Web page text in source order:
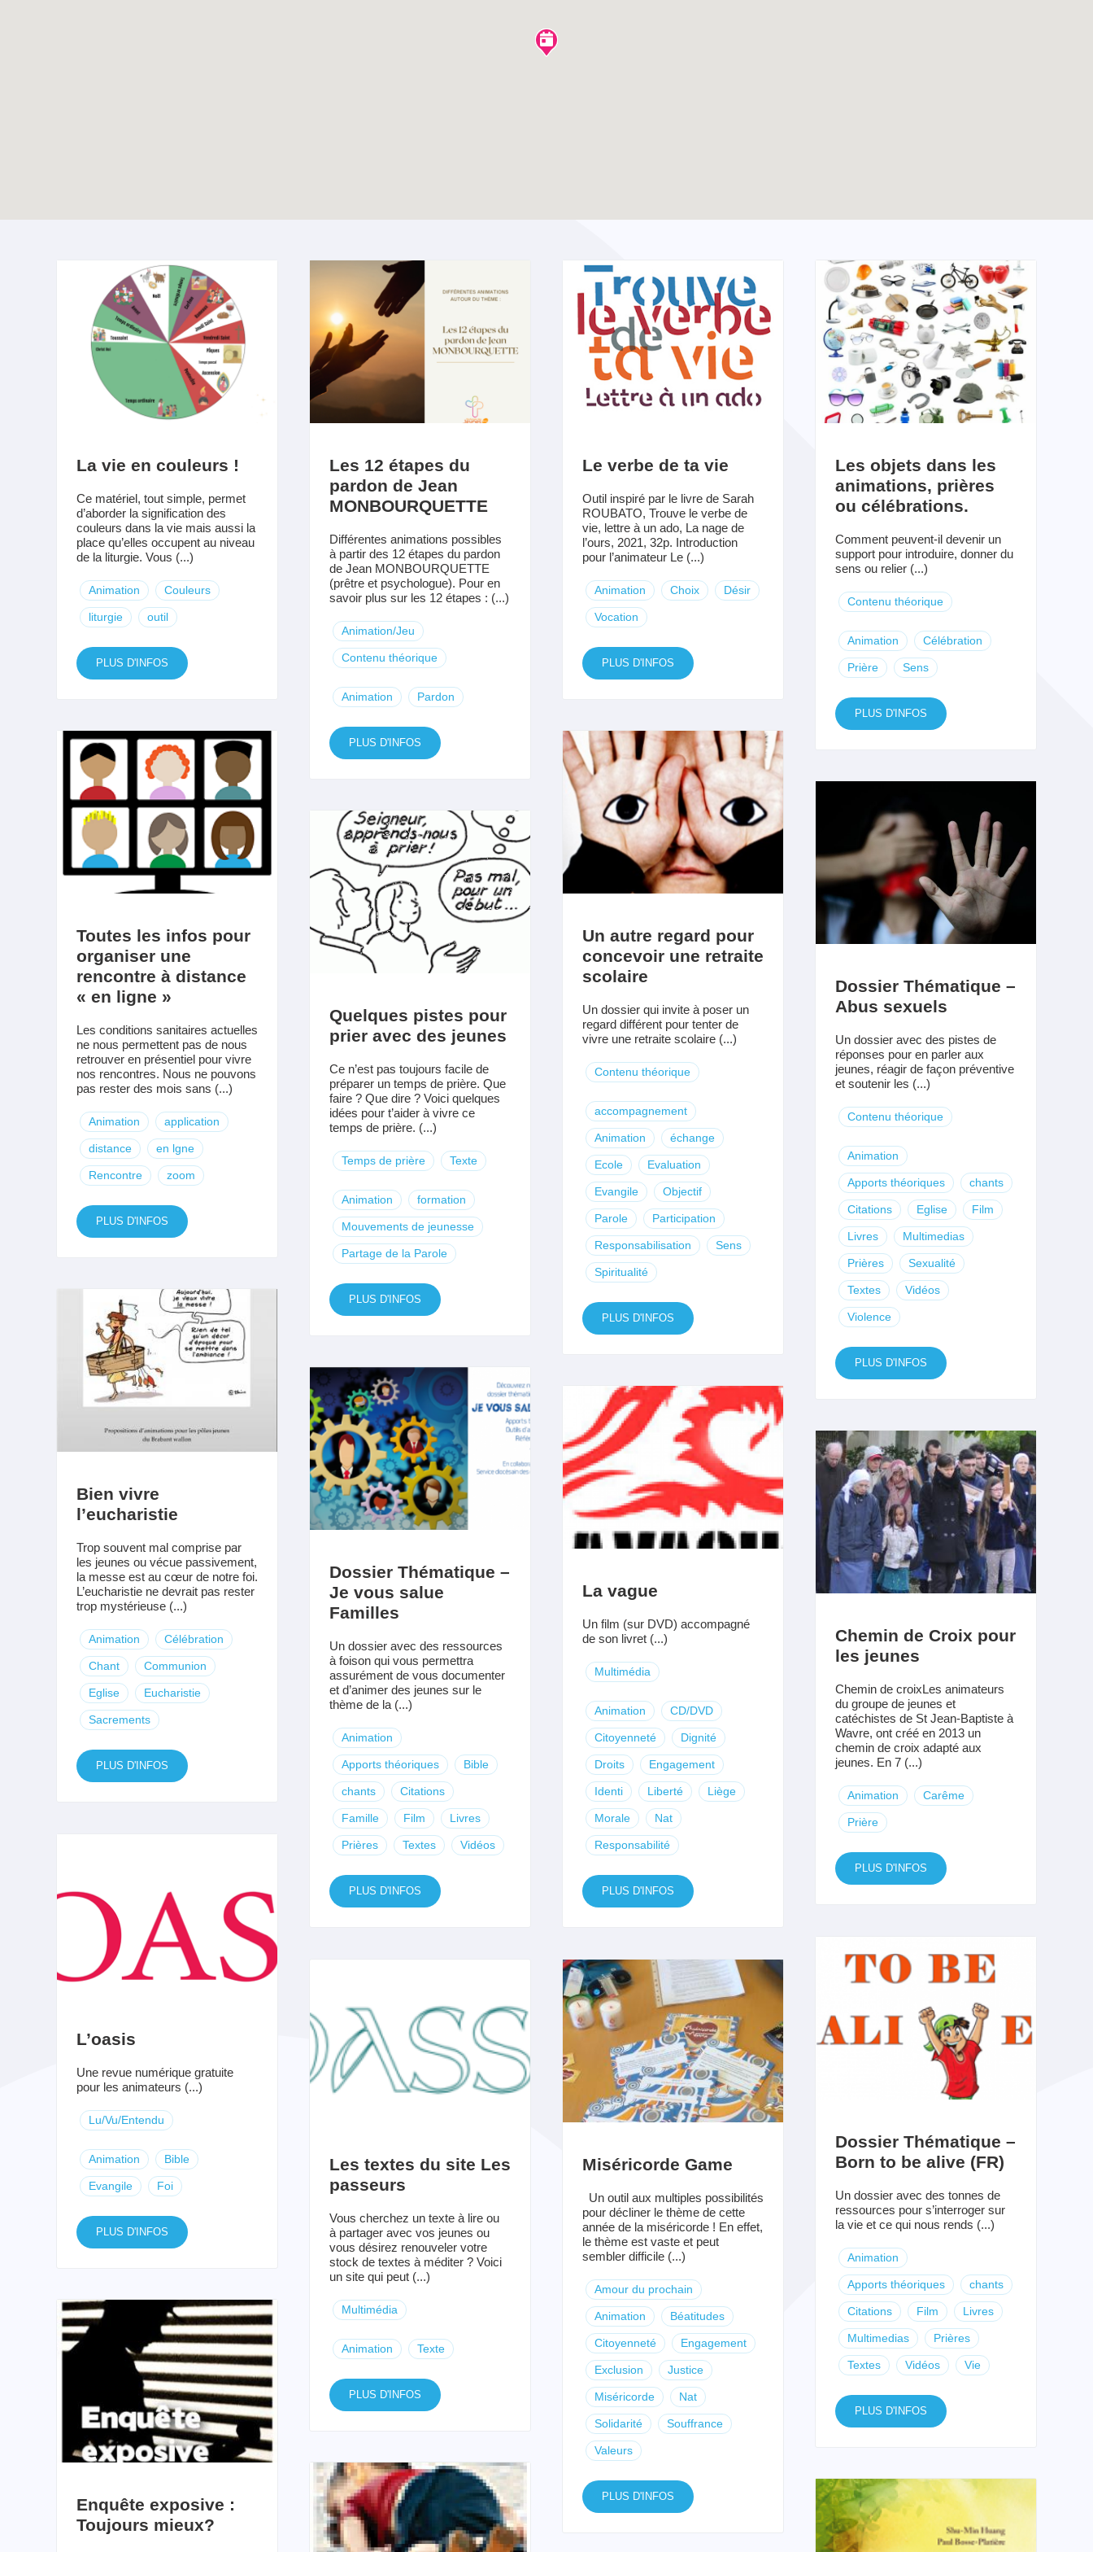
La vie en couleurs !
Ce matériel, tout simple, permet
d’aborder la signification des
couleurs dans la vie mais aussi la
place qu’elles occupent au niveau
de la liturgie. Vous (...)
Animation Couleurs
liturgie outil
PLUS D'INFOS
Les 12 étapes du
pardon de Jean
MONBOURQUETTE
Différentes animations possibles
à partir des 12 étapes du pardon
de Jean MONBOURQUETTE
(prêtre et psychologue). Pour en
savoir plus sur les 12 étapes : (...)
Animation/Jeu
Contenu théorique
Animation Pardon
PLUS D'INFOS
Le verbe de ta vie
Outil inspiré par le livre de Sarah
ROUBATO, Trouve le verbe de
vie, lettre à un ado, La nage de
l’ours, 2021, 32p. Introduction
pour l’animateur Le (...)
Animation Choix Désir
Vocation
PLUS D'INFOS
Les objets dans les
animations, prières
ou célébrations.
Comment peuvent-il devenir un
support pour introduire, donner du
sens ou relier (...)
Contenu théorique
Animation Célébration
Prière Sens
PLUS D'INFOS
Toutes les infos pour
organiser une
rencontre à distance
« en ligne »
Les conditions sanitaires actuelles
ne nous permettent pas de nous
retrouver en présentiel pour vivre
nos rencontres. Nous ne pouvons
pas rester des mois sans (...)
Animation application
distance en lgne
Rencontre zoom
PLUS D'INFOS
Un autre regard pour
concevoir une retraite
scolaire
Un dossier qui invite à poser un
regard différent pour tenter de
vivre une retraite scolaire (...)
Contenu théorique
accompagnement
Animation échange
Ecole Evaluation
Evangile Objectif
Parole Participation
Responsabilisation Sens
Spiritualité
PLUS D'INFOS
Dossier Thématique –
Abus sexuels
Un dossier avec des pistes de
réponses pour en parler aux
jeunes, réagir de façon préventive
et soutenir les (...)
Contenu théorique
Animation
Apports théoriques chants
Citations Eglise Film
Livres Multimedias
Prières Sexualité
Textes Vidéos
Violence
PLUS D'INFOS
Quelques pistes pour
prier avec des jeunes
Ce n’est pas toujours facile de
préparer un temps de prière. Que
faire ? Que dire ? Voici quelques
idées pour t’aider à vivre ce
temps de prière. (...)
Temps de prière Texte
Animation formation
Mouvements de jeunesse
Partage de la Parole
PLUS D'INFOS
Bien vivre
l’eucharistie
Trop souvent mal comprise par
les jeunes ou vécue passivement,
la messe est au cœur de notre foi.
L’eucharistie ne devrait pas rester
trop mystérieuse (...)
Animation Célébration
Chant Communion
Eglise Eucharistie
Sacrements
PLUS D'INFOS
Dossier Thématique –
Je vous salue
Familles
Un dossier avec des ressources
à foison qui vous permettra
assurément de vous documenter
et d’animer des jeunes sur le
thème de la (...)
Animation
Apports théoriques Bible
chants Citations
Famille Film Livres
Prières Textes Vidéos
PLUS D'INFOS
La vague
Un film (sur DVD) accompagné
de son livret (...)
Multimédia
Animation CD/DVD
Citoyenneté Dignité
Droits Engagement
Identi Liberté Liège
Morale Nat
Responsabilité
PLUS D'INFOS
Chemin de Croix pour
les jeunes
Chemin de croixLes animateurs
du groupe de jeunes et
catéchistes de St Jean-Baptiste à
Wavre, ont créé en 2013 un
chemin de croix adapté aux
jeunes. En 7 (...)
Animation Carême
Prière
PLUS D'INFOS
L’oasis
Une revue numérique gratuite
pour les animateurs (...)
Lu/Vu/Entendu
Animation Bible
Evangile Foi
PLUS D'INFOS
Dossier Thématique –
Born to be alive (FR)
Un dossier avec des tonnes de
ressources pour s’interroger sur
la vie et ce qui nous rends (...)
Animation
Apports théoriques chants
Citations Film Livres
Multimedias Prières
Textes Vidéos Vie
PLUS D'INFOS
Les textes du site Les
passeurs
Vous cherchez un texte à lire ou
à partager avec vos jeunes ou
vous désirez renouveler votre
stock de textes à méditer ? Voici
un site qui peut (...)
Multimédia
Animation Texte
PLUS D'INFOS
Miséricorde Game
Un outil aux multiples possibilités
pour décliner le thème de cette
année de la miséricorde ! En effet,
le thème est vaste et peut
sembler difficile (...)
Amour du prochain
Animation Béatitudes
Citoyenneté Engagement
Exclusion Justice
Miséricorde Nat
Solidarité Souffrance
Valeurs
PLUS D'INFOS
Enquête exposive :
Toujours mieux?